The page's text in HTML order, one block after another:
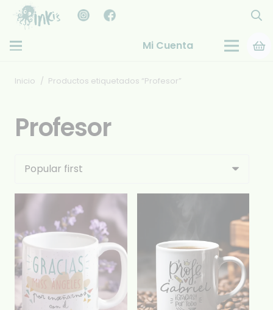
Mi Cuenta
Inicio / Productos etiquetados “Profesor”
Profesor